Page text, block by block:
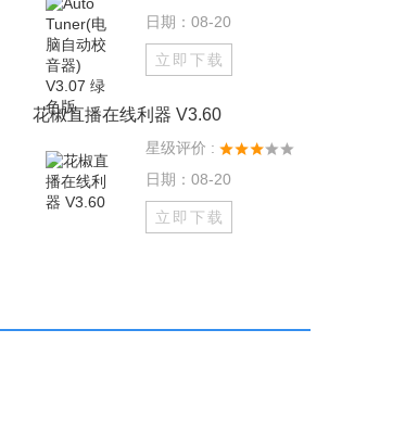
日期：08-20
立即下载
花椒直播在线利器 V3.60
星级评价 :
日期：08-20
立即下载